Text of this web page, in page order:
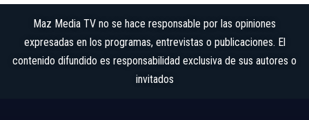
Maz Media TV no se hace responsable por las opiniones
expresadas en los programas, entrevistas o publicaciones. El
contenido difundido es responsabilidad exclusiva de sus autores o
invitados